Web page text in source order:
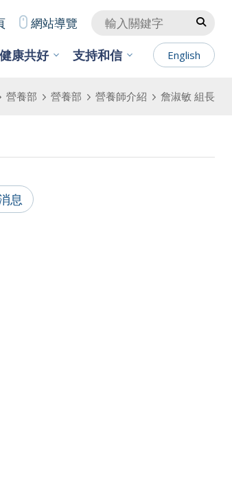
網站導覽
健康共好 支持和信 English
營養部 營養部 營養師介紹 詹淑敏 組長
息